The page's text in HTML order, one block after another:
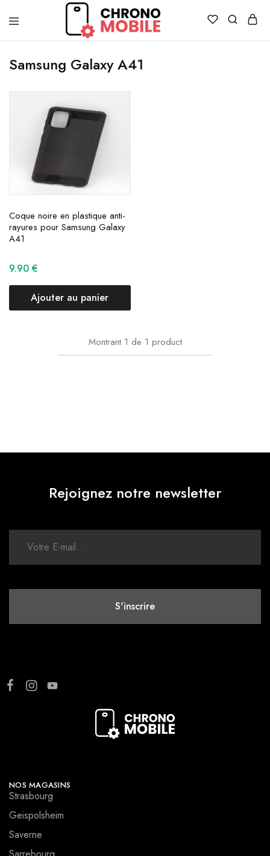
Chronomobile
Achat,
et
réparation
tablettes
Samsung Galaxy A41
Coque noire en plastique anti-
rayures pour Samsung Galaxy
A41
9.90 €
Ajouter au panier
Montrant1 de 1 product
Rejoignez notre newsletter
NOS MAGASINS
Strasbourg
Geispolsheim
Saverne